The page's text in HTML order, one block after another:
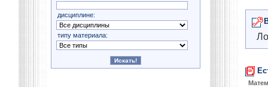
дисциплине:
типу материала: